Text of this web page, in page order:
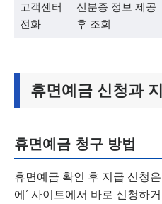
고객센터
전화
신분증 정보 제공
후 조회
휴면예금 신청과
휴면예금 청구 방법
휴면예금 확인 후 지급 신청
에’ 사이트에서 바로 신청하